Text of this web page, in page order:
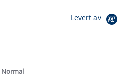
Levert av
Normal